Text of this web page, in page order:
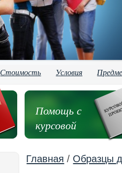
Стоимость Условия
Помощь с
курсовой
Главная / Образцы